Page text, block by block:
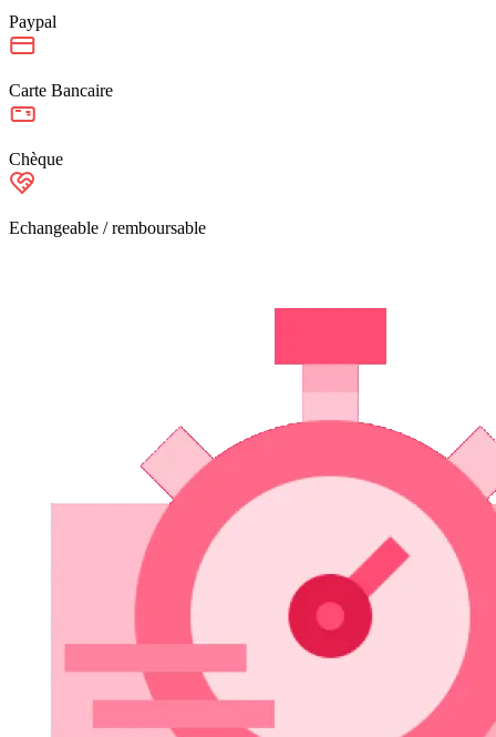
Paypal
Carte Bancaire
Chèque
Echangeable / remboursable